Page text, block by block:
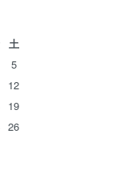
土
5
12
19
26